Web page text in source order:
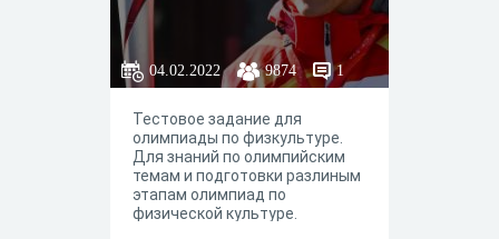
04.02.2022 9874 1
Тестовое задание для
олимпиады по физкультуре.
Для знаний по олимпийским
темам и подготовки разлиным
этапам олимпиад по
физической культуре.